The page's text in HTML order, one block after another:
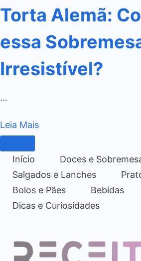
Torta Alemã:
essa
Irresistível?
…
Leia Mais
Início
Doces e
Salgados e Lanches
Bolos e Pães
Bebidas
Dicas e Curiosidades